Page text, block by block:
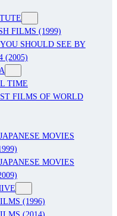
FILMS (1999)
SHOULD SEE BY
(2005)
TIME
FILMS OF WORLD
MOVIES
MOVIES
(1996)